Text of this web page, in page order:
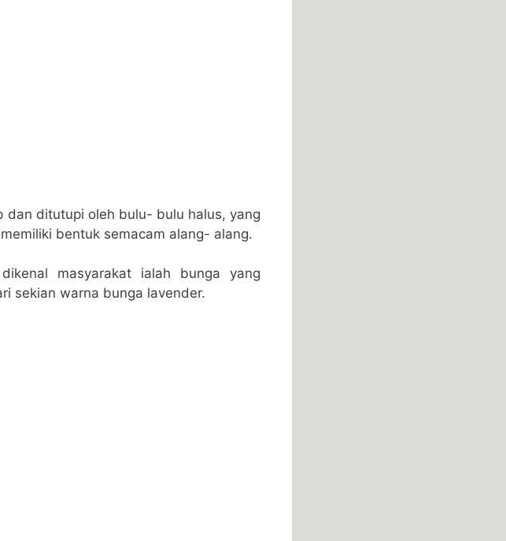
dan ditutupi oleh bulu- bulu halus, yang
bentuk semacam alang- alang.
masyarakat ialah bunga yang
sekian warna bunga lavender.